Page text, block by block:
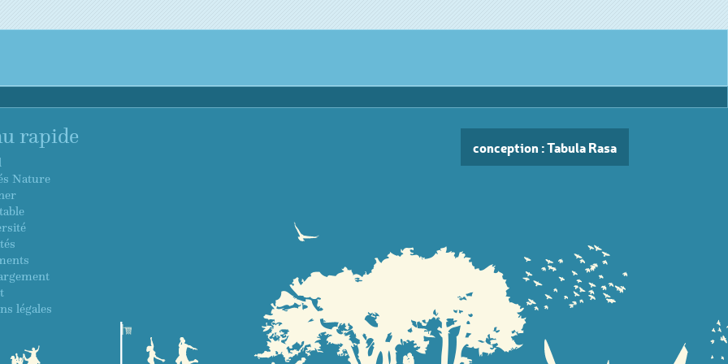
rapide
Nature
légales
conception : Tabula Rasa